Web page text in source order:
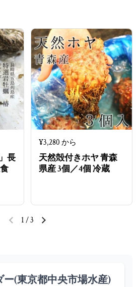
長
定価
¥3,280 から
天然殻付きホヤ 青森
県産 3個／4個 冷蔵
前のスライド次のスライド
1 /3
ー(東京都中央市場水産)